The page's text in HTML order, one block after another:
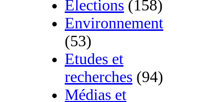
Élections (158)
Environnement
(53)
Etudes et
recherches (94)
Médias et